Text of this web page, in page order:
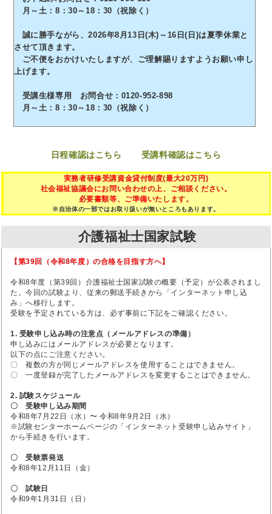
月～土：8：30～18：30（祝除く）
誠に勝手ながら、2026年8月13日(木)～16日(日)は夏季休業と
させて頂きます。
ご不便をおかけいたしますが、ご理解賜りますようお願い申し
上げます。
受講生様専用 お問合せ：0120-952-898
月～土：8：30～18：30（祝除く）
日程確認はこちら 受講料確認はこちら
実務者研修受講資金貸付制度(最大20万円)
社会福祉協議会にお問い合わせの上、ご相談ください。
必要書類等、ご準備いたします。
※自治体の一部ではお取り扱いが無いところもあります。
介護福祉士国家試験
【第39回（令和8年度）の合格を目指す方へ】
令和8年度（第39回）介護福祉士国家試験の概要（予定）が公表されまし
た。今回の試験より、従来の郵送手続きから「インターネット申し込
み」へ移行します。
受験を予定されている方は、必ず事前に下記をご確認ください。
1. 受験申し込み時の注意点（メールアドレスの準備）
申し込みにはメールアドレスが必要となります。
以下の点にご注意ください。
〇 複数の方が同じメールアドレスを使用することはできません。
〇 一度登録が完了したメールアドレスを変更することはできません。
2. 試験スケジュール
〇 受験申し込み期間
令和8年7月22日（水）〜 令和8年9月2日（水）
※試験センターホームページの「インターネット受験申し込みサイト」
から手続きを行います。
〇 受験票発送
令和8年12月11日（金）
〇 試験日
令和9年1月31日（日）